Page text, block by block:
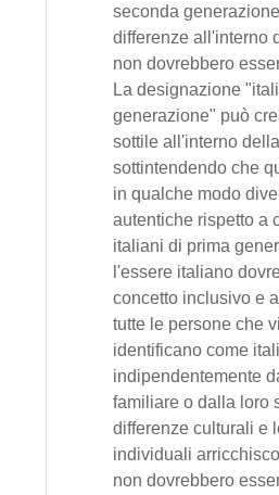
seconda
differenze all'interno
non dovrebbero
La designazione
generazione" può
sottile all'interno
sottintendendo che
in qualche modo
autentiche rispetto a
italiani di prima
l'essere italiano
concetto inclusivo e
tutte le persone che
identificano come
indipendentemente
familiare o dalla loro
differenze culturali e
individuali
non dovrebbero